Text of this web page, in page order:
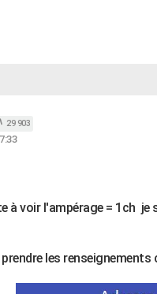
29 903
à voir l'ampérage = 1ch je
les renseignements